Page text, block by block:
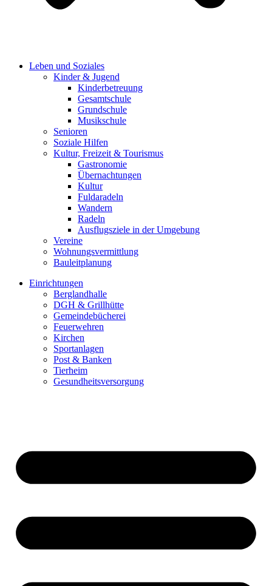
Leben und Soziales
Kinder & Jugend
Kinderbetreuung
Gesamtschule
Grundschule
Musikschule
Senioren
Soziale Hilfen
Kultur, Freizeit & Tourismus
Gastronomie
Übernachtungen
Kultur
Fuldaradeln
Wandern
Radeln
Ausflugsziele in der Umgebung
Vereine
Wohnungsvermittlung
Bauleitplanung
Einrichtungen
Berglandhalle
DGH & Grillhütte
Gemeindebücherei
Feuerwehren
Kirchen
Sportanlagen
Post & Banken
Tierheim
Gesundheitsversorgung